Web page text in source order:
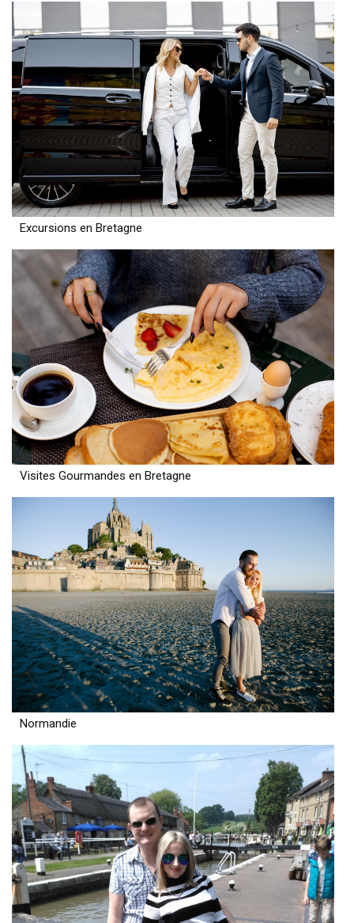
Excursions en Bretagne
Visites Gourmandes en Bretagne
Normandie